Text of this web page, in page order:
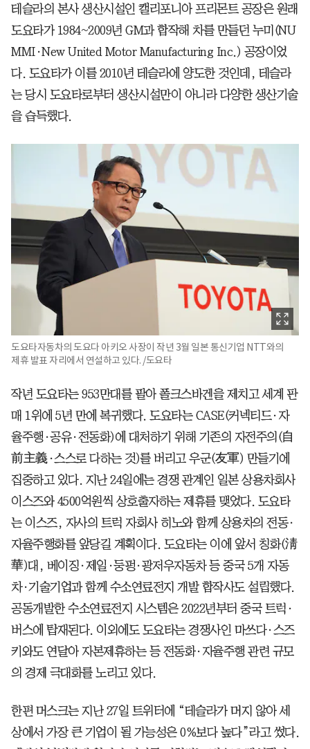
테슬라의 본사 생산시설인 캘리포니아 프리몬트 공장은 원래
도요타가 1984~2009년 GM과 합작해 차를 만들던 누미(NU
MMI·New United Motor Manufacturing Inc.) 공장이었
다. 도요타가 이를 2010년 테슬라에 양도한 것인데, 테슬라
는 당시 도요타로부터 생산시설만이 아니라 다양한 생산기술
을 습득했다.
도요타자동차의 도요다 아키오 사장이 작년 3월 일본 통신기업 NTT와의
제휴 발표 자리에서 연설하고 있다. /도요타
작년 도요타는 953만대를 팔아 폴크스바겐을 제치고 세계 판
매 1위에 5년 만에 복귀했다. 도요타는 CASE(커넥티드·자
율주행·공유·전동화)에 대처하기 위해 기존의 자전주의(自
前主義·스스로 다하는 것)를 버리고 우군(友軍) 만들기에
집중하고 있다. 지난 24일에는 경쟁 관계인 일본 상용차회사
이스즈와 4500억원씩 상호출자하는 제휴를 맺었다. 도요타
는 이스즈, 자사의 트럭 자회사 히노와 함께 상용차의 전동·
자율주행화를 앞당길 계획이다. 도요타는 이에 앞서 칭화(淸
華)대, 베이징·제일·둥펑·광저우자동차 등 중국 5개 자동
차·기술기업과 함께 수소연료전지 개발 합작사도 설립했다.
공동개발한 수소연료전지 시스템은 2022년부터 중국 트럭·
버스에 탑재된다. 이외에도 도요타는 경쟁사인 마쓰다·스즈
키와도 연달아 자본제휴하는 등 전동화·자율주행 관련 규모
의 경제 극대화를 노리고 있다.
한편 머스크는 지난 27일 트위터에 “테슬라가 머지 않아 세
상에서 가장 큰 기업이 될 가능성은 0%보다 높다”라고 썼다.